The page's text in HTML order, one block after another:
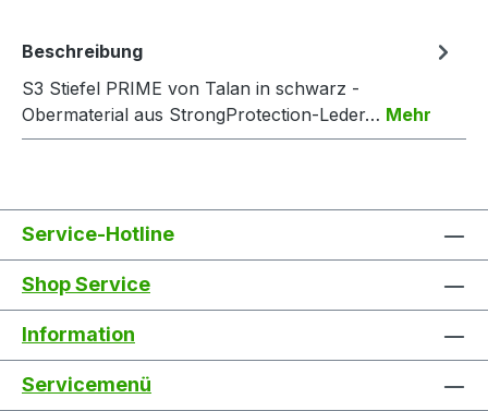
Beschreibung
S3 Stiefel PRIME von Talan in schwarz -
Obermaterial aus StrongProtection-Leder… Mehr
Service-Hotline
Shop Service
Information
Servicemenü